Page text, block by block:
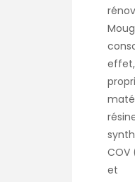
COV
et